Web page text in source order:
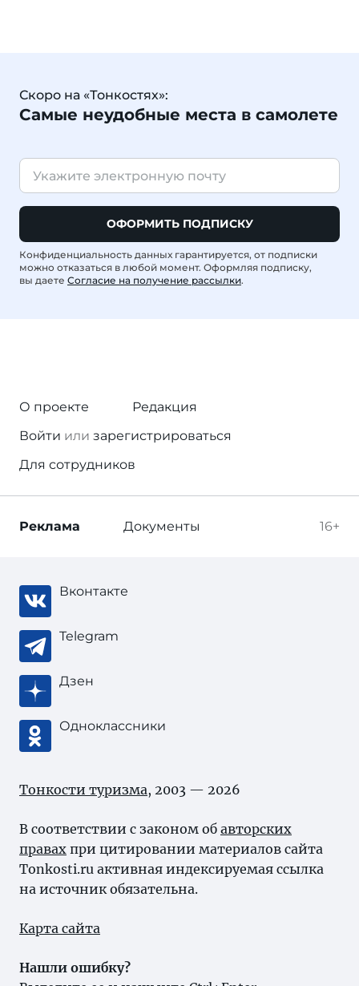
Скоро на «Тонкостях»:
Самые неудобные места в самолете
ОФОРМИТЬ ПОДПИСКУ
Конфиденциальность данных гарантируется, от подписки
можно отказаться в любой момент. Оформляя подписку,
вы даете Согласие на получение рассылки.
О проекте
Редакция
Войти или зарегистрироваться
Для сотрудников
16+
Реклама Документы
Вконтакте
Telegram
Дзен
Одноклассники
Тонкости туризма, 2003 — 2026
В соответствии с законом об авторских
правах при цитировании материалов сайта
Tonkosti.ru активная индексируемая ссылка
на источник обязательна.
Карта сайта
Нашли ошибку?